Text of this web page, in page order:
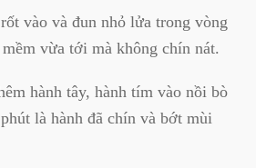
vào và đun nhỏ lửa trong vòng
vừa tới mà không chín nát.
hành tây, hành tím vào nồi bò
là hành đã chín và bớt mùi